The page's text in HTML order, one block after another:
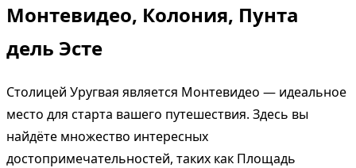
Монтевидео, Колония, Пунта
дель Эсте
Столицей Уругвая является Монтевидео — идеальное
место для старта вашего путешествия. Здесь вы
найдёте множество интересных
достопримечательностей, таких как Площадь